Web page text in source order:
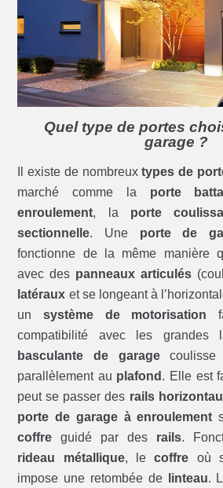
Quel type de portes
garage ?
Il existe de nombreuxtypes de
marché comme la porte
enroulement, la porte
sectionnelle. Une porte de
fonctionne de la même manière
avec des panneaux articulés
latéraux et se longeant à
unsystème de motorisation
compatibilité avec les grandes
basculante de garagecoulisse
parallèlement au plafond . Elle est
peut se passer des rails
porte de garage à enroulement
coffre guidé par des rails.
rideau métallique, lecoffre où
impose une retombée de
linteau.